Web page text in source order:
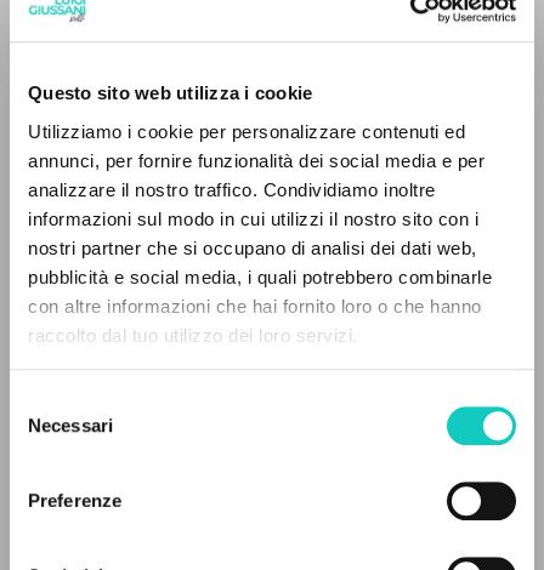
Questo sito web utilizza i cookie
Utilizziamo i cookie per personalizzare contenuti ed
annunci, per fornire funzionalità dei social media e per
analizzare il nostro traffico. Condividiamo inoltre
informazioni sul modo in cui utilizzi il nostro sito con i
nostri partner che si occupano di analisi dei dati web,
pubblicità e social media, i quali potrebbero combinarle
con altre informazioni che hai fornito loro o che hanno
raccolto dal tuo utilizzo dei loro servizi.
delNecessari
Preferenze
Giussani Luigi Autore
Inglese
Litterae Communionis-Traces
1999
Pagine: 1
20/01/2020
0DOCUMENTI TROVATI
RISULTATI SUCCESSIVI